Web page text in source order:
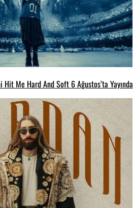
Me Hard And Soft 6 Ağustos’ta Yayında